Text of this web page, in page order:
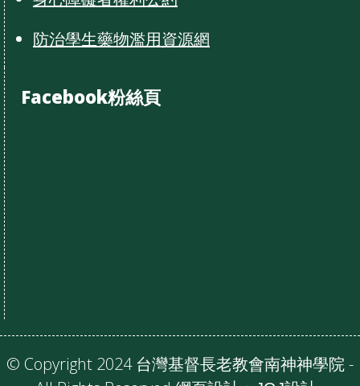
防治學生藥物濫用資源網
Facebook粉絲頁
© Copyright 2024 台灣基督長老教會南神神學院 -